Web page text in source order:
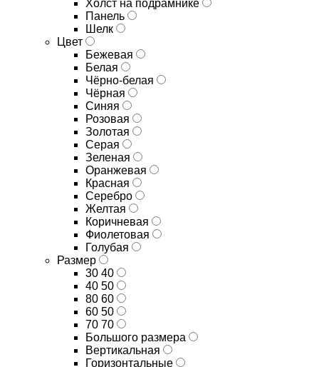
Холст на подрамнике
Панель
Шелк
Цвет
Бежевая
Белая
Чёрно-белая
Чёрная
Синяя
Розовая
Золотая
Серая
Зеленая
Оранжевая
Красная
Серебро
Желтая
Коричневая
Фиолетовая
Голубая
Размер
30 40
40 50
80 60
60 50
70 70
Большого размера
Вертикальная
Горизонтальные